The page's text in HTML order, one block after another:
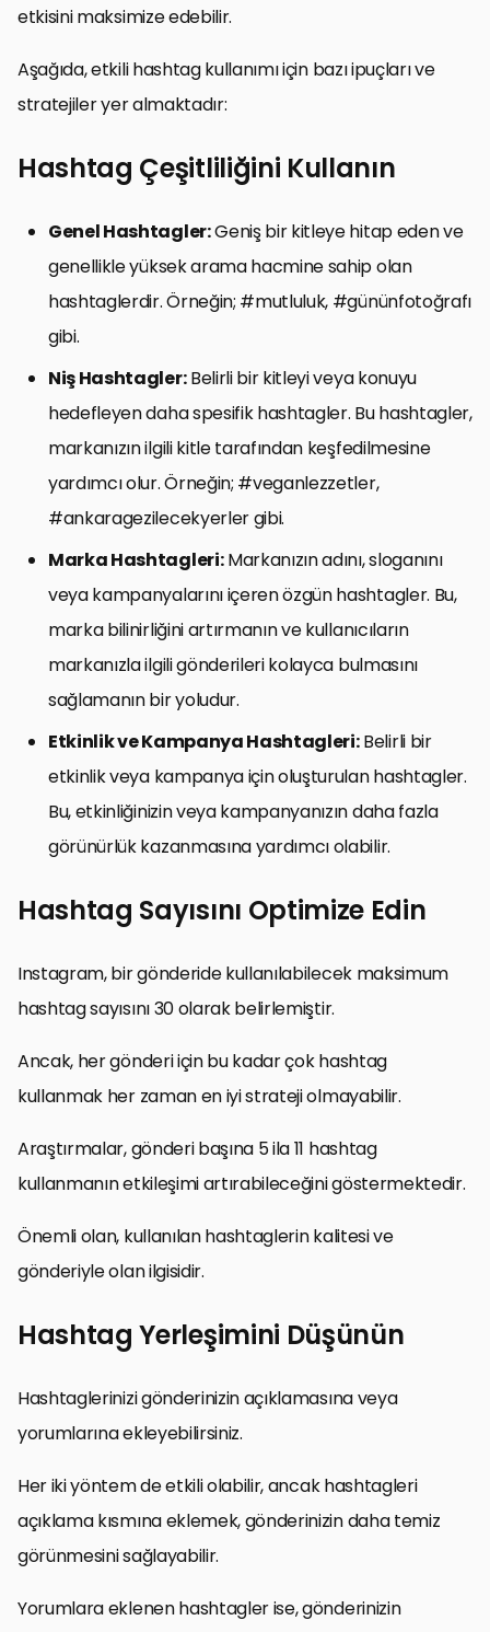
etkisini maksimize edebilir.
Aşağıda, etkili hashtag kullanımı için bazı ipuçları ve
stratejiler yer almaktadır:
Hashtag Çeşitliliğini Kullanın
Genel Hashtagler:Geniş bir kitleye hitap eden ve
genellikle yüksek arama hacmine sahip olan
hashtaglerdir. Örneğin; #mutluluk, #gününfotoğrafı
gibi.
Niş Hashtagler:Belirli bir kitleyi veya konuyu
hedefleyen daha spesifik hashtagler. Bu hashtagler,
markanızın ilgili kitle tarafından keşfedilmesine
yardımcı olur. Örneğin; #veganlezzetler,
#ankaragezilecekyerler gibi.
Marka Hashtagleri:Markanızın adını, sloganını
veya kampanyalarını içeren özgün hashtagler. Bu,
marka bilinirliğini artırmanın ve kullanıcıların
markanızla ilgili gönderileri kolayca bulmasını
sağlamanın bir yoludur.
Etkinlik ve Kampanya Hashtagleri:Belirli bir
etkinlik veya kampanya için oluşturulan hashtagler.
Bu, etkinliğinizin veya kampanyanızın daha fazla
görünürlük kazanmasına yardımcı olabilir.
Hashtag Sayısını Optimize Edin
Instagram, bir gönderide kullanılabilecek maksimum
hashtag sayısını 30 olarak belirlemiştir.
Ancak, her gönderi için bu kadar çok hashtag
kullanmak her zaman en iyi strateji olmayabilir.
Araştırmalar, gönderi başına 5 ila 11 hashtag
kullanmanın etkileşimi artırabileceğini göstermektedir.
Önemli olan, kullanılan hashtaglerin kalitesi ve
gönderiyle olan ilgisidir.
Hashtag Yerleşimini Düşünün
Hashtaglerinizi gönderinizin açıklamasına veya
yorumlarına ekleyebilirsiniz.
Her iki yöntem de etkili olabilir, ancak hashtagleri
açıklama kısmına eklemek, gönderinizin daha temiz
görünmesini sağlayabilir.
Yorumlara eklenen hashtagler ise, gönderinizin